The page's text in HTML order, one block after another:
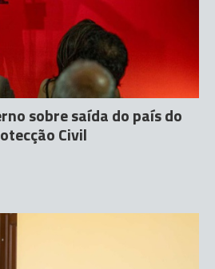
sobre saída do país do
Civil